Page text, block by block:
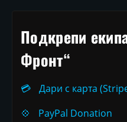
Подкрепи
Фронт“
💳
Дари с карта
💠
PayPal Donation